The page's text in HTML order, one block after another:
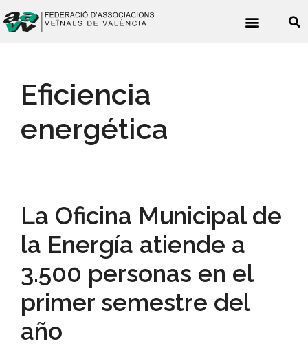
Eficiencia
energética
La Oficina Municipal de
la Energía atiende a
3.500 personas en el
primer semestre del
año